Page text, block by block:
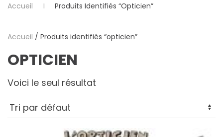
Accueil Produits Identifiés “opticien”
Accueil / Produits identifiés “opticien”
OPTICIEN
Voici le seul résultat